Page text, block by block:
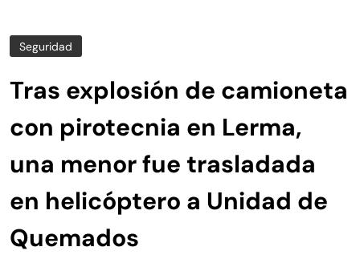
Seguridad
Tras explosión de camioneta
con pirotecnia en Lerma,
una menor fue trasladada
en helicóptero a Unidad de
Quemados